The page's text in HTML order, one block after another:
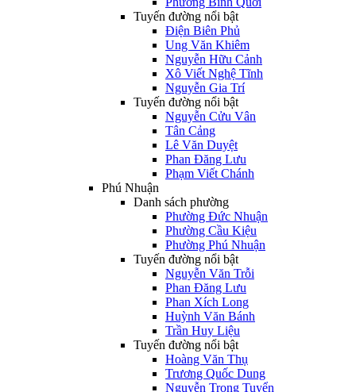
Tuyến đường nổi bật
Điện Biên Phủ
Ung Văn Khiêm
Nguyễn Hữu Cảnh
Xô Viết Nghệ Tĩnh
Nguyễn Gia Trí
Tuyến đường nổi bật
Nguyễn Cửu Vân
Tân Cảng
Lê Văn Duyệt
Phan Đăng Lưu
Phạm Viết Chánh
Phú Nhuận
Danh sách phường
Phường Đức Nhuận
Phường Cầu Kiệu
Phường Phú Nhuận
Tuyến đường nổi bật
Nguyễn Văn Trỗi
Phan Đăng Lưu
Phan Xích Long
Huỳnh Văn Bánh
Trần Huy Liệu
Tuyến đường nổi bật
Hoàng Văn Thụ
Trương Quốc Dung
Nguyễn Trọng Tuyển